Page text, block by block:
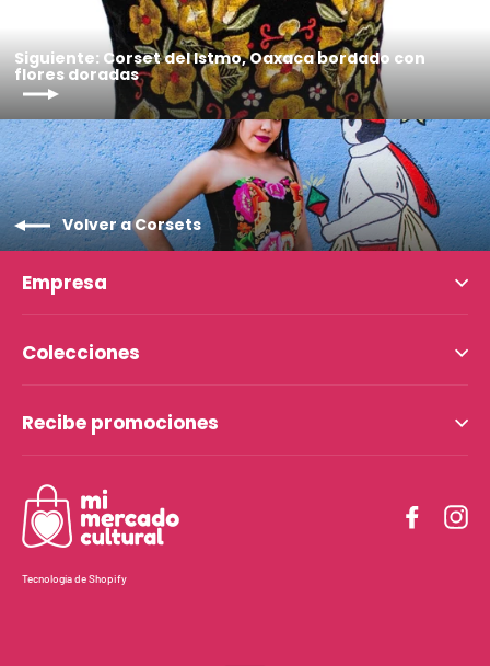
Siguiente: Corset del Istmo, Oaxaca bordado con
flores doradas
Volver a Corsets
Empresa
Colecciones
Recibe promociones
Tecnología de Shopify